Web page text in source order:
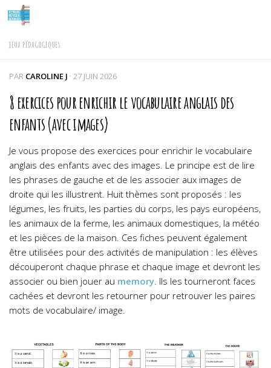
Skip to content
JEUX PÉDAGOGIQUES
PAR CAROLINE J · 27 JUIN 2026
8 exercices pour enrichir le vocabulaire anglais des
enfants (avec images)
Je vous propose des exercices pour enrichir le vocabulaire
anglais des enfants avec des images. Le principe est de lire
les phrases de gauche et de les associer aux images de
droite qui les illustrent. Huit thèmes sont proposés : les
légumes, les fruits, les parties du corps, les pays européens,
les animaux de la ferme, les animaux domestiques, la météo
et les pièces de la maison. Ces fiches peuvent également
être utilisées pour des activités de manipulation : les élèves
découperont chaque phrase et chaque image et devront les
associer ou bien jouer au memory. Ils les tourneront faces
cachées et devront les retourner pour retrouver les paires
mots de vocabulaire/ image.